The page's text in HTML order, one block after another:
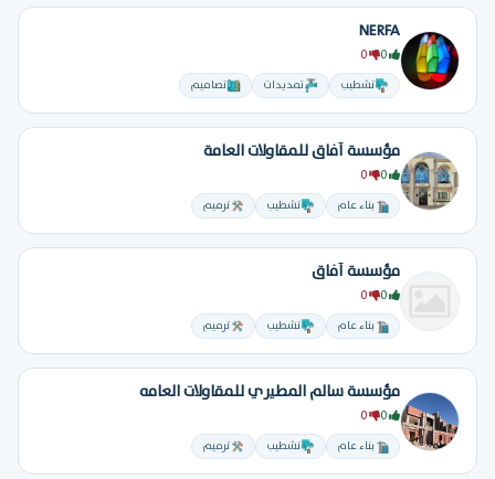
NERFA
تشطيب تمديدات تصاميم
مؤسسة آفاق للمقاولات العامة
بناء عام تشطيب ترميم
مؤسسة آفاق
بناء عام تشطيب ترميم
مؤسسة سالم المطيري للمقاولات العامه
بناء عام تشطيب ترميم